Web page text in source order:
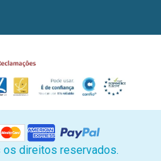
direitos reservados.